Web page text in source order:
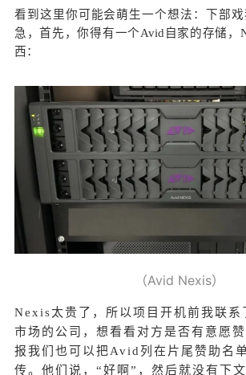
看到这里你可能会萌生一个想法：下部戏
急，首先，你得有一个Avid自家的存储，
西：
（Avid Nexis）
Nexis太贵了，所以项目开机前我联系
市场的公司，想看看对方是否有意愿
报我们也可以把Avid列在片尾赞助名
传。他们说，“好啊”，然后就没有下